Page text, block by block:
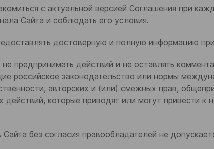
с актуальной версией Соглашения при
Сайта и соблюдать его условия.
достоверную и полную информацию
предпринимать действий и не оставлять
российское законодательство или нормы
авторских и (или) смежных прав,
действий, которые приводят или могут привести к
без согласия правообладателей не